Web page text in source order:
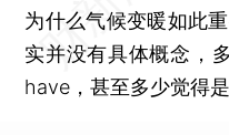
为什么气候变暖如此
实并没有具体概念，
have，甚至多少觉得